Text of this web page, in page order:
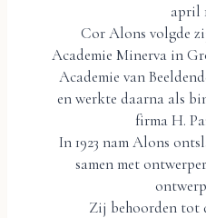
april
Cor Alons volgde
Academie Minerva in
Academie van
en werkte daarna als
firma H.
In 1923 nam Alons
samen met
Zij behoorden tot